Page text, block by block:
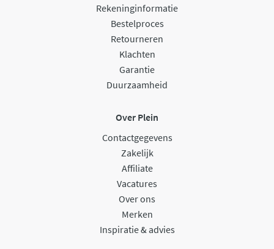
Rekeninginformatie
Bestelproces
Retourneren
Klachten
Garantie
Duurzaamheid
Over Plein
Contactgegevens
Zakelijk
Affiliate
Vacatures
Over ons
Merken
Inspiratie & advies